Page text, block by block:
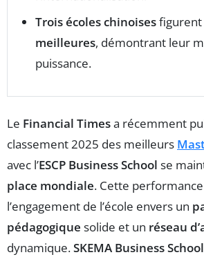
Trois écoles chinoises
meilleures, démontrant leur
puissance.
Le Financial Timesa récemment
classement 2025 des meilleurs
avec l’ESCP Business School se
place mondiale. Cette
l’engagement de l’école envers un
pédagogique solide et un réseau
dynamique.SKEMA Business School